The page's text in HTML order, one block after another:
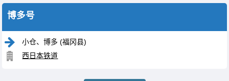
博多号
小仓、博多 (福冈县)
西日本铁道